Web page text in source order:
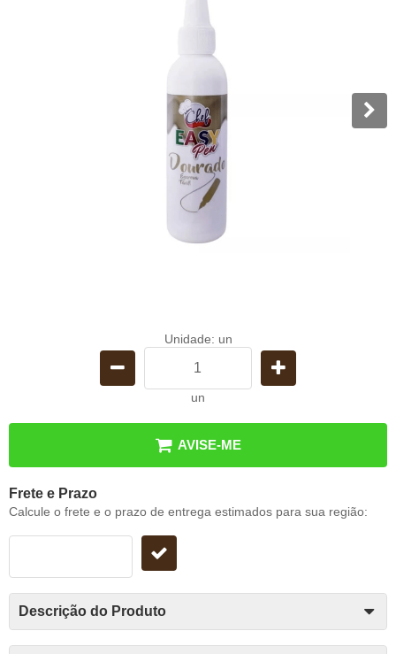
Unidade: un
un
AVISE-ME
Frete e Prazo
Calcule o frete e o prazo de entrega estimados para sua região:
Descrição do Produto